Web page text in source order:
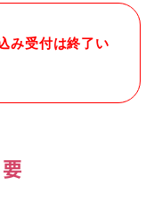
み受付は終了い